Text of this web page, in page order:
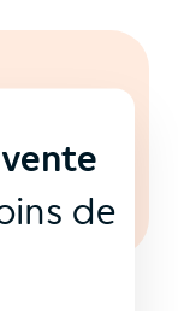
de